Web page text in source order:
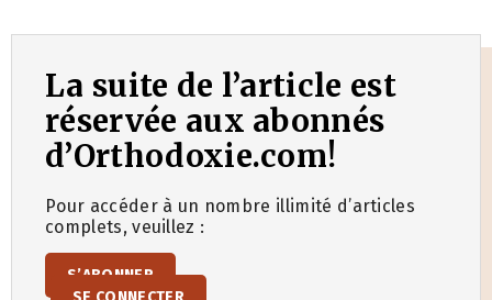
La suite de l’article est
réservée aux abonnés
d’Orthodoxie.com!
Pour accéder à un nombre illimité d’articles
complets, veuillez :
S’ABONNER